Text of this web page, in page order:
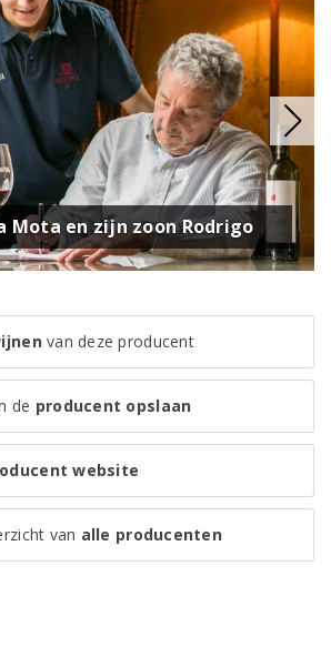
Mota en zijn zoon Rodrigo
van deze producent
de producent opslaan
website
van alle producenten